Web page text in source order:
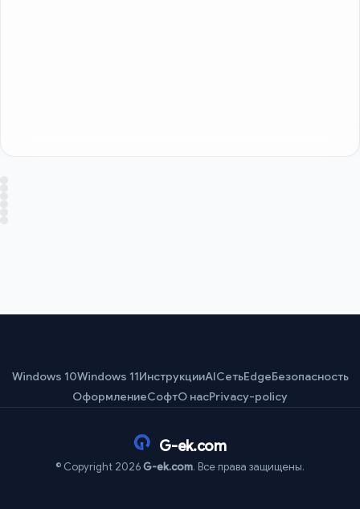
Windows 10Windows 11ИнструкцииAIСетьEdgeБезопасность
ОформлениеСофтО насPrivacy-policy
G-ek.com
© Copyright 2026G-ek.com. Все права защищены.